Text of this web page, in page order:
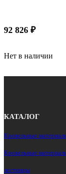
92 826 ₽
Нет в наличии
КАТАЛОГ
Кровельные
Кровельные
лестницы